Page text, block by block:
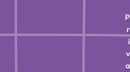
P
r
i
v
a